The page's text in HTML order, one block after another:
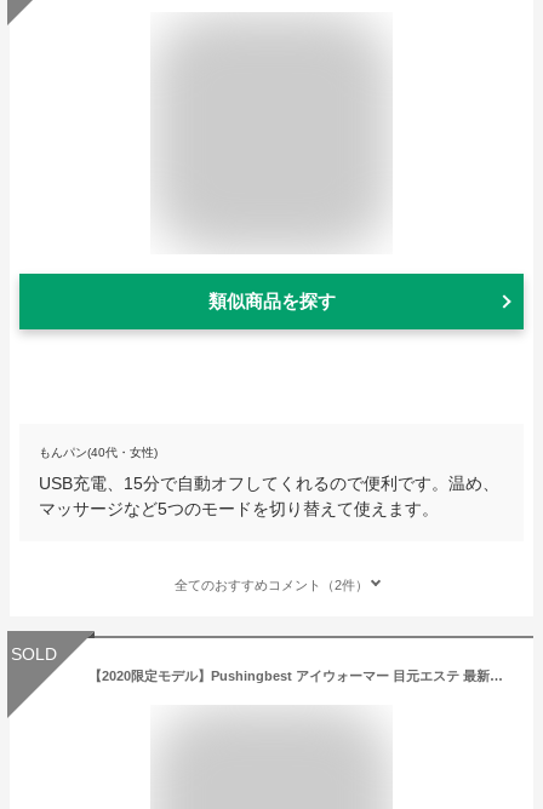
類似商品を探す
もんパン(40代・女性)
USB充電、15分で自動オフしてくれるので便利です。温め、
マッサージなど5つのモードを切り替えて使えます。
全てのおすすめコメント（2件）
SOLD
【2020限定モデル】Pushingbest アイウォーマー 目元エステ 最新グラフェン加熱技術 Bluetooth USB充電 目もと 男女兼用 ギフト プレ